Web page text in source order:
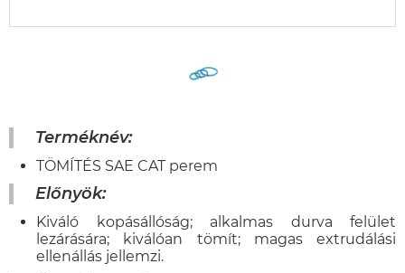
Terméknév:
TÖMÍTÉS SAE CAT perem
Előnyök:
Kiváló kopásállóság; alkalmas durva felület
lezárására; kiválóan tömít; magas extrudálási
ellenállás jellemzi.